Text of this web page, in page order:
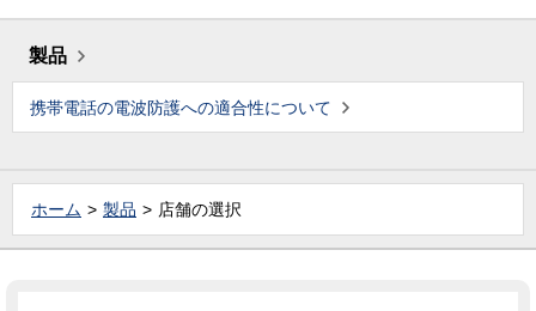
製品
携帯電話の電波防護への適合性について
ホーム 製品 店舗の選択